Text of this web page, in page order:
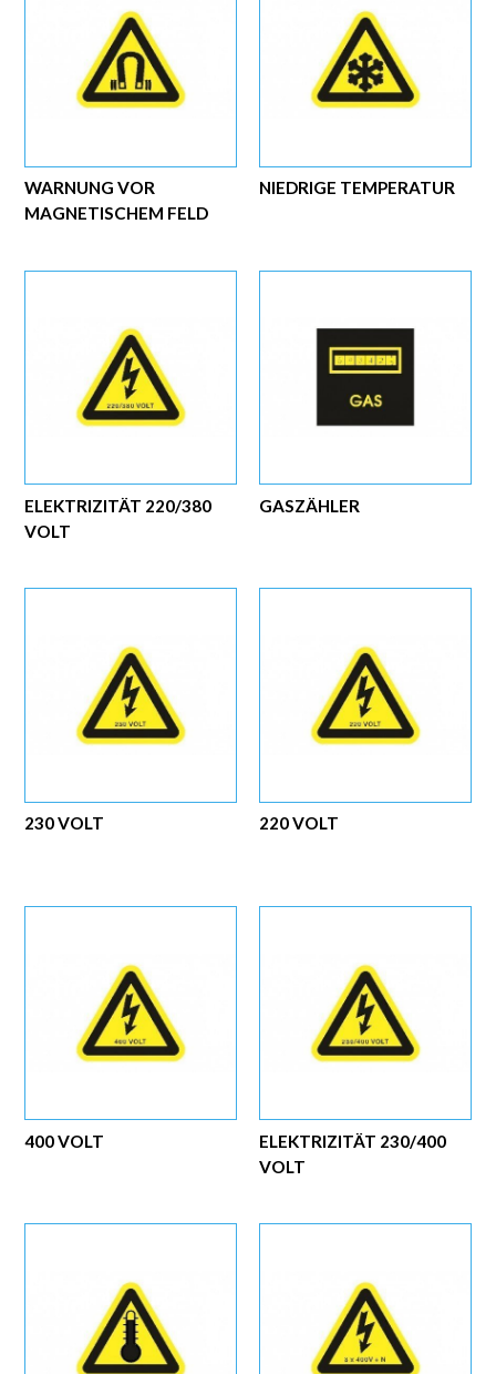
NIEDRIGE TEMPERATUR
WARNUNG VOR
MAGNETISCHEM FELD
GASZÄHLER
ELEKTRIZITÄT 220/380
VOLT
220 VOLT
230 VOLT
ELEKTRIZITÄT 230/400
VOLT
400 VOLT